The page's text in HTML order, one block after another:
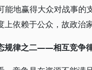
能地赢得大众对战事的
依赖于公众，故政治
规律之二——相互竞争